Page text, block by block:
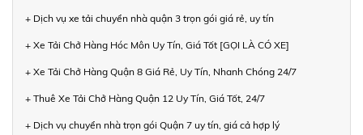
+ Dịch vụ xe tải chuyển nhà quận 3 trọn gói giá rẻ, uy tín
+ Xe Tải Chở Hàng Hóc Môn Uy Tín, Giá Tốt [GỌI LÀ CÓ XE]
+ Xe Tải Chở Hàng Quận 8 Giá Rẻ, Uy Tín, Nhanh Chóng 24/7
+ Thuê Xe Tải Chở Hàng Quận 12 Uy Tín, Giá Tốt, 24/7
+ Dịch vụ chuyển nhà trọn gói Quận 7 uy tín, giá cả hợp lý